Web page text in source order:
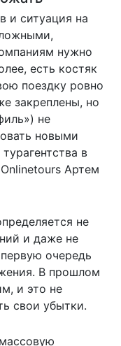
и ситуация на
нужно
есть костяк
поездку ровно
закреплены, но
не
новыми
в
Артем
не
и даже не
очередь
В прошлом
и это не
свои убытки.